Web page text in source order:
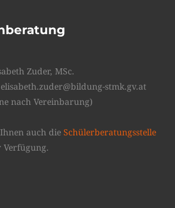
Zuder, MSc.
stmk.gv.at
nach Vereinbarung)
auch die Schülerberatungsstelle
Verfügung.